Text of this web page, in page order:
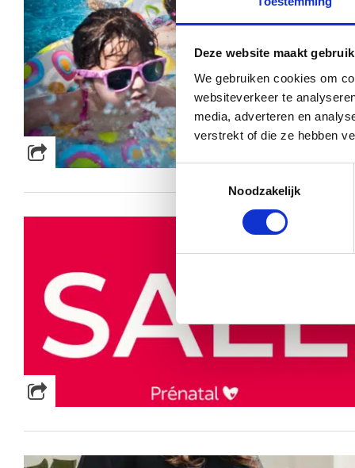
Deze website maakt
We gebruiken cookies om
websiteverkeer te
media, adverteren en
verstrekt of die ze hebben
Toestemmingsselectie
Noodzakelijk